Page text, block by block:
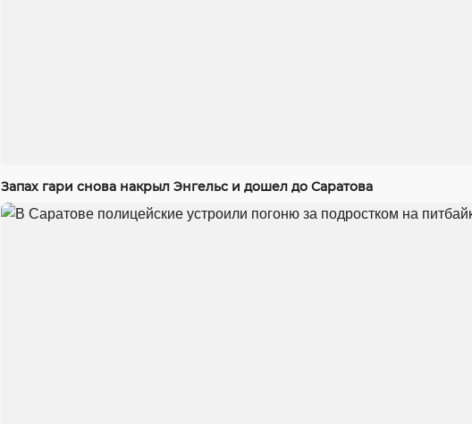
Запах гари снова накрыл Энгельс и дошел до Саратова